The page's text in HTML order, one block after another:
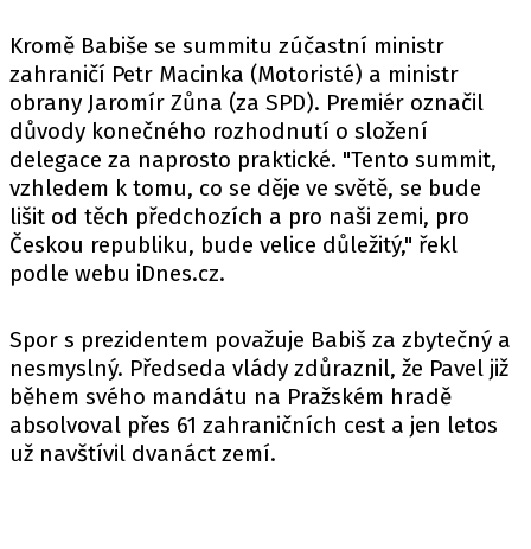
Kromě Babiše se summitu zúčastní ministr
zahraničí Petr Macinka (Motoristé) a ministr
obrany Jaromír Zůna (za SPD). Premiér označil
důvody konečného rozhodnutí o složení
delegace za naprosto praktické. "Tento summit,
vzhledem k tomu, co se děje ve světě, se bude
lišit od těch předchozích a pro naši zemi, pro
Českou republiku, bude velice důležitý," řekl
podle webu iDnes.cz.
Spor s prezidentem považuje Babiš za zbytečný a
nesmyslný. Předseda vlády zdůraznil, že Pavel již
během svého mandátu na Pražském hradě
absolvoval přes 61 zahraničních cest a jen letos
už navštívil dvanáct zemí.